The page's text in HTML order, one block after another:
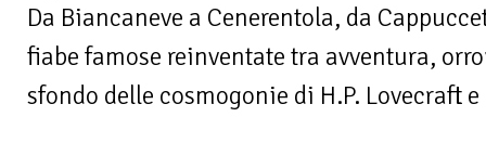
Da Biancaneve a Cenerentola, da
fiabe famose reinventate tra avventura,
sfondo delle cosmogonie di H.P. Lovecraft